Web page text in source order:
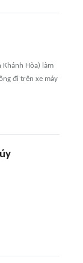
Khánh Hòa) làm
đi trên xe máy